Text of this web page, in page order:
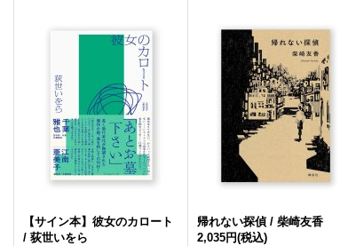
【サイン本】彼女のカロート
/ 荻世いをら
帰れない探偵 / 柴崎友香
2,035円(税込)